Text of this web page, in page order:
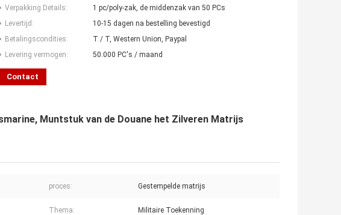
Verpakking Details:
1 pc/poly-zak, de middenzak van 50 PCs
Levertijd:
10-15 dagen na bestelling bevestigd
Betalingscondities:
T / T, Western Union, Paypal
Levering vermogen:
50.000 PC's / maand
Contact
Muntstuk van de Douane het Zilveren Matrijs
proces: Gestempelde matrijs
Thema: Militaire Toekenning